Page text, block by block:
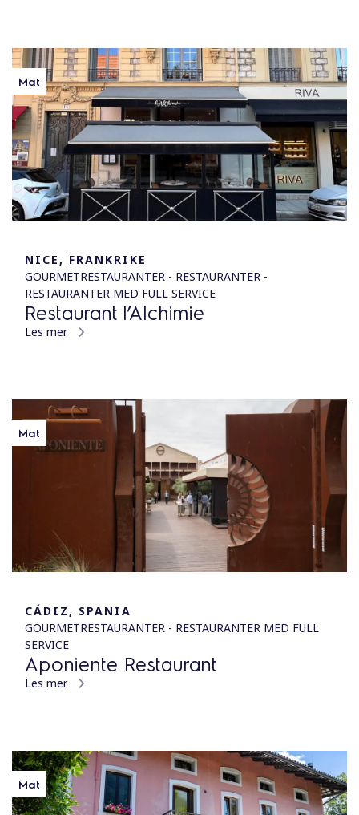
Mat
NICE, FRANKRIKE
GOURMETRESTAURANTER - RESTAURANTER -
RESTAURANTER MED FULL SERVICE
Restaurant l’Alchimie
Les mer
Mat
CÁDIZ, SPANIA
GOURMETRESTAURANTER - RESTAURANTER MED FULL
SERVICE
Aponiente Restaurant
Les mer
Mat